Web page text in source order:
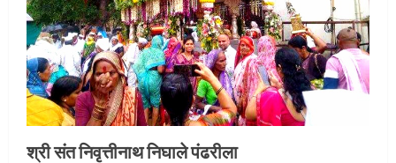
श्री संत निवृत्तीनाथ निघाले पंढरीला
प्रस्थान सोहळ्यासाठी आळंदी सज्ज